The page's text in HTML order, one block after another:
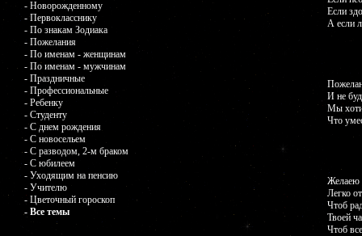
- Новорожденному
- Первокласснику
- По знакам Зодиака
- Пожелания
- По именам - женщинам
- По именам - мужчинам
- Праздничные
- Профессиональные
- Ребенку
- Студенту
- С днем рождения
- С новосельем
- С разводом, 2-м браком
- С юбилеем
- Уходящим на пенсию
- Учителю
- Цветочный гороскоп
- Все темы
Если
А если
И не
Мы
Что
Желаею
Легко
Чтоб
Твоей
Чтоб